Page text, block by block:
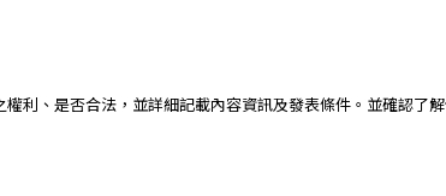
利、是否合法，並詳細記載內容資訊及發表條件。並確認了